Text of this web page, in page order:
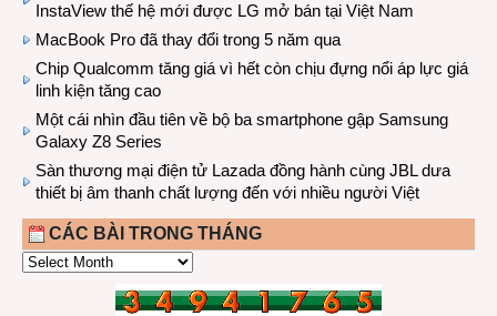
InstaView thế hệ mới được LG mở bán tại Việt Nam
MacBook Pro đã thay đổi trong 5 năm qua
Chip Qualcomm tăng giá vì hết còn chịu đựng nổi áp lực giá
linh kiện tăng cao
Một cái nhìn đầu tiên về bộ ba smartphone gập Samsung
Galaxy Z8 Series
Sàn thương mại điện tử Lazada đồng hành cùng JBL dưa
thiết bị âm thanh chất lượng đến với nhiều người Việt
CÁC BÀI TRONG THÁNG
CÁC